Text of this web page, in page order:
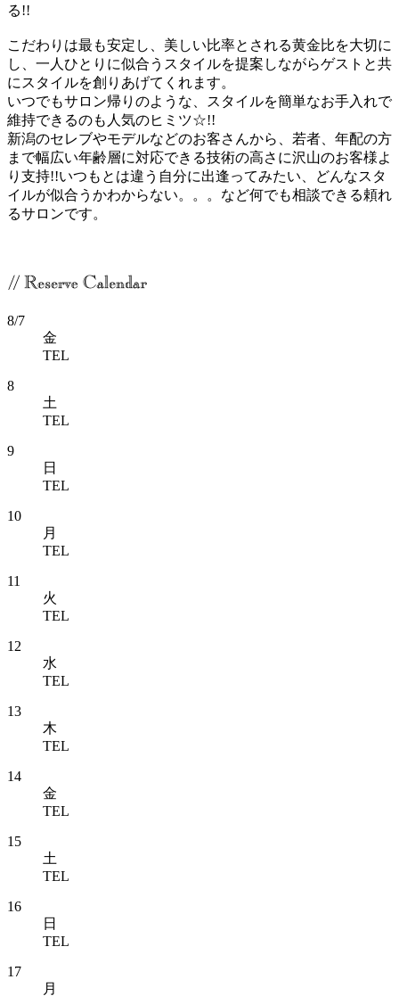
る!!
こだわりは最も安定し、美しい比率とされる黄金比を大切に
し、一人ひとりに似合うスタイルを提案しながらゲストと共
にスタイルを創りあげてくれます。
いつでもサロン帰りのような、スタイルを簡単なお手入れで
維持できるのも人気のヒミツ☆!!
新潟のセレブやモデルなどのお客さんから、若者、年配の方
まで幅広い年齢層に対応できる技術の高さに沢山のお客様よ
り支持!!いつもとは違う自分に出逢ってみたい、どんなスタ
イルが似合うかわからない。。。など何でも相談できる頼れ
るサロンです。
8/7
金
TEL
8
土
TEL
9
日
TEL
10
月
TEL
11
火
TEL
12
水
TEL
13
木
TEL
14
金
TEL
15
土
TEL
16
日
TEL
17
月